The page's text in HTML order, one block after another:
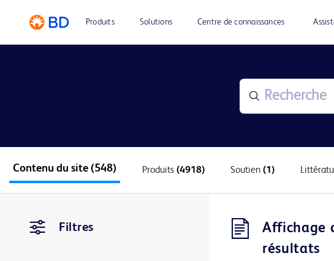
Produits Solutions Centre de connaissances
Contenu du site (548) Produits (4918) Soutien (1)
Filtres
Affichage
résultats